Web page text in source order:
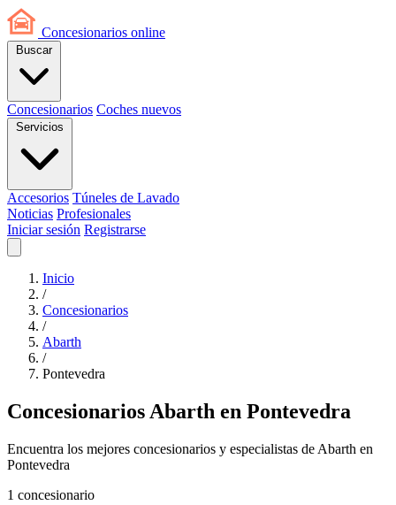
Concesionarios online
Buscar
Concesionarios Coches nuevos
Servicios
Accesorios Túneles de Lavado
Noticias Profesionales
Iniciar sesión Registrarse
Inicio
/
Concesionarios
/
Abarth
/
Pontevedra
Concesionarios Abarth en Pontevedra
Encuentra los mejores concesionarios y especialistas de Abarth en
Pontevedra
1 concesionario